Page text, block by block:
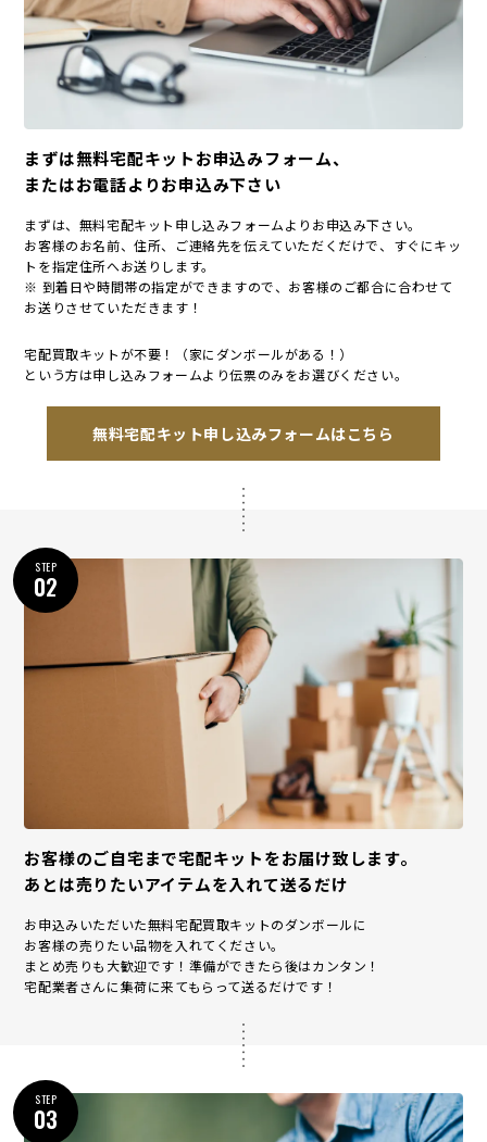
まずは無料宅配キットお申込みフォーム、
またはお電話よりお申込み下さい
まずは、無料宅配キット申し込みフォームよりお申込み下さい。
お客様のお名前、住所、ご連絡先を伝えていただくだけで、すぐにキッ
トを指定住所へお送りします。
※ 到着日や時間帯の指定ができますので、お客様のご都合に合わせて
お送りさせていただきます！
宅配買取キットが不要！（家にダンボールがある！）
という方は申し込みフォームより伝票のみをお選びください。
無料宅配キット申し込みフォームはこちら
02
お客様のご自宅まで宅配キットをお届け致します。
あとは売りたいアイテムを入れて送るだけ
お申込みいただいた無料宅配買取キットのダンボールに
お客様の売りたい品物を入れてください。
まとめ売りも大歓迎です！準備ができたら後はカンタン！
宅配業者さんに集荷に来てもらって送るだけです！
03